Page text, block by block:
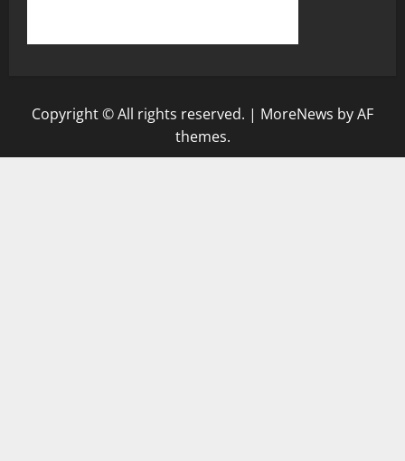
Copyright © All rights reserved. | MoreNews by AF
themes.